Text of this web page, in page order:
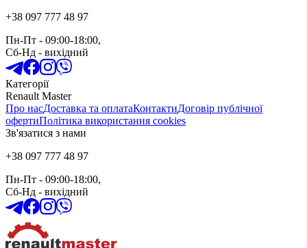
+38 097 777 48 97
Пн-Пт - 09:00-18:00,
Сб-Нд - вихідний
Категорії
Renault Master
Про насДоставка та оплатаКонтактиДоговір публічної
офертиПолітика використання cookies
Зв'язатися з нами
+38 097 777 48 97
Пн-Пт - 09:00-18:00,
Сб-Нд - вихідний